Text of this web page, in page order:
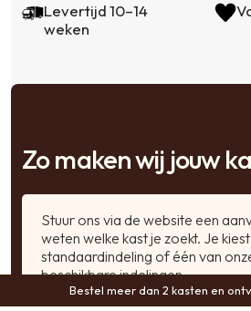
Bestel meer dan 2 kasten en
Levertijd 10–14
weken
Zo maken wij jouw
Stuur ons via de website een
weten welke kast je zoekt. Je
standaardindeling of één van
beschikbare indelingen.